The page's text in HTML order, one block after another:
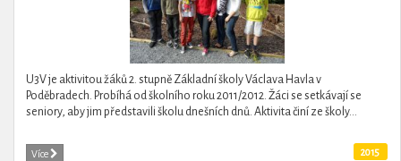
U3V je aktivitou žáků 2. stupně Základní školy Václava Havla v
Poděbradech. Probíhá od školního roku 2011/2012. Žáci se setkávají se
seniory, aby jim představili školu dnešních dnů. Aktivita činí ze školy...
Více 2015